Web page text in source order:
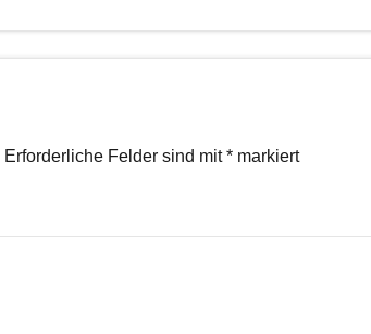
Erforderliche Felder sind mit* markiert